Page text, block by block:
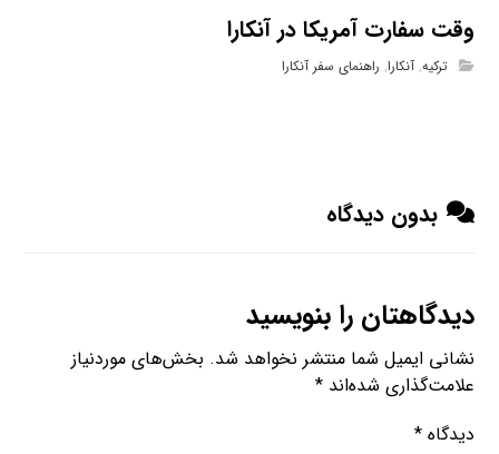
وقت سفارت آمریکا در آنکارا
ترکیه,آنکارا, راهنمای سفر آنکارا
بدون دیدگاه
دیدگاهتان را بنویسید
نشانی ایمیل شما منتشر نخواهد شد. بخش‌های موردنیاز
علامت‌گذاری شده‌اند*
دیدگاه*